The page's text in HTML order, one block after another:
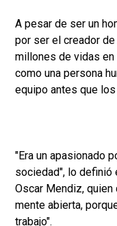
A pesar de ser un
por ser el creador
millones de vidas en
como una persona
equipo antes que
"Era un apasionado
sociedad", lo definió
Oscar Mendiz,
mente abierta,
trabajo".